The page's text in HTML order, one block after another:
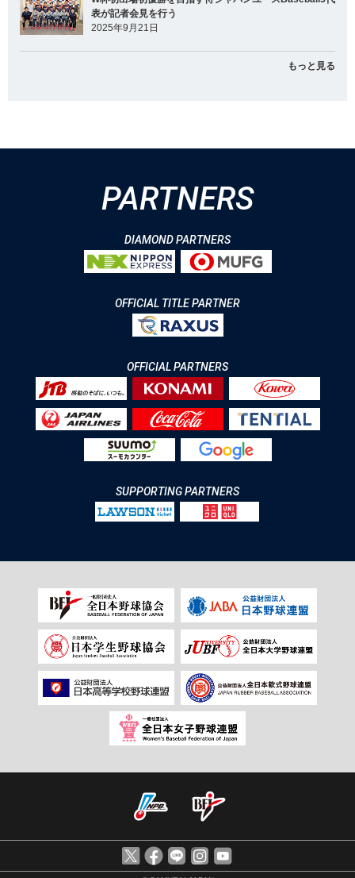
表が記者会見を行う
2025年9月21日
もっと見る
PARTNERS
DIAMOND PARTNERS
OFFICIAL TITLE PARTNER
OFFICIAL PARTNERS
SUPPORTING PARTNERS